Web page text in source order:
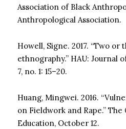
Association of Black
Anthropological Association.
Howell, Signe. 2017. “Two
ethnography.” HAU: Journal
7, no. 1: 15–20.
Huang, Mingwei. 2016.
on Fieldwork and Rape.”
Education, October 12.